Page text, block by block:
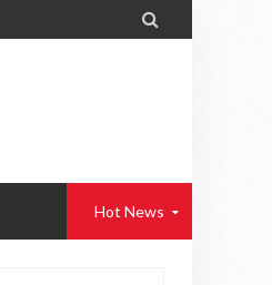

Hot News